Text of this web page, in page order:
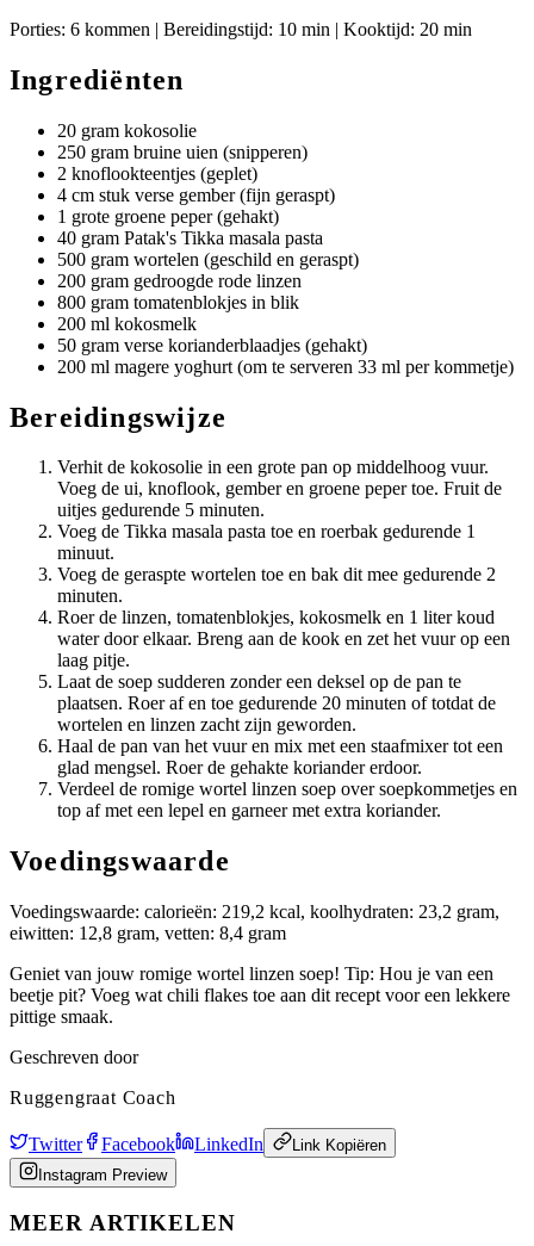
Porties: 6 kommen | Bereidingstijd: 10 min | Kooktijd: 20 min
Ingrediënten
20 gram kokosolie
250 gram bruine uien (snipperen)
2 knoflookteentjes (geplet)
4 cm stuk verse gember (fijn geraspt)
1 grote groene peper (gehakt)
40 gram Patak's Tikka masala pasta
500 gram wortelen (geschild en geraspt)
200 gram gedroogde rode linzen
800 gram tomatenblokjes in blik
200 ml kokosmelk
50 gram verse korianderblaadjes (gehakt)
200 ml magere yoghurt (om te serveren 33 ml per kommetje)
Bereidingswijze
Verhit de kokosolie in een grote pan op middelhoog vuur.
Voeg de ui, knoflook, gember en groene peper toe. Fruit de
uitjes gedurende 5 minuten.
Voeg de Tikka masala pasta toe en roerbak gedurende 1
minuut.
Voeg de geraspte wortelen toe en bak dit mee gedurende 2
minuten.
Roer de linzen, tomatenblokjes, kokosmelk en 1 liter koud
water door elkaar. Breng aan de kook en zet het vuur op een
laag pitje.
Laat de soep sudderen zonder een deksel op de pan te
plaatsen. Roer af en toe gedurende 20 minuten of totdat de
wortelen en linzen zacht zijn geworden.
Haal de pan van het vuur en mix met een staafmixer tot een
glad mengsel. Roer de gehakte koriander erdoor.
Verdeel de romige wortel linzen soep over soepkommetjes en
top af met een lepel en garneer met extra koriander.
Voedingswaarde
Voedingswaarde: calorieën: 219,2 kcal, koolhydraten: 23,2 gram,
eiwitten: 12,8 gram, vetten: 8,4 gram
Geniet van jouw romige wortel linzen soep! Tip: Hou je van een
beetje pit? Voeg wat chili flakes toe aan dit recept voor een lekkere
pittige smaak.
Geschreven door
Ruggengraat Coach
Twitter Facebook LinkedIn
Link Kopiëren
Instagram Preview
MEER ARTIKELEN